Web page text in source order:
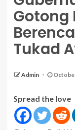
Gotong
Tukad
Admin
Spread the love